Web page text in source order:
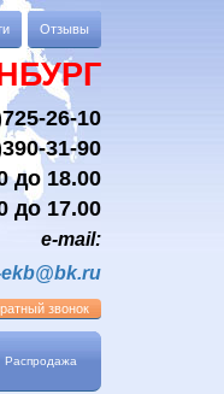
Отзывы
26-10
31-90
до 18.00
до 17.00
e-mail:
звонок
Распродажа